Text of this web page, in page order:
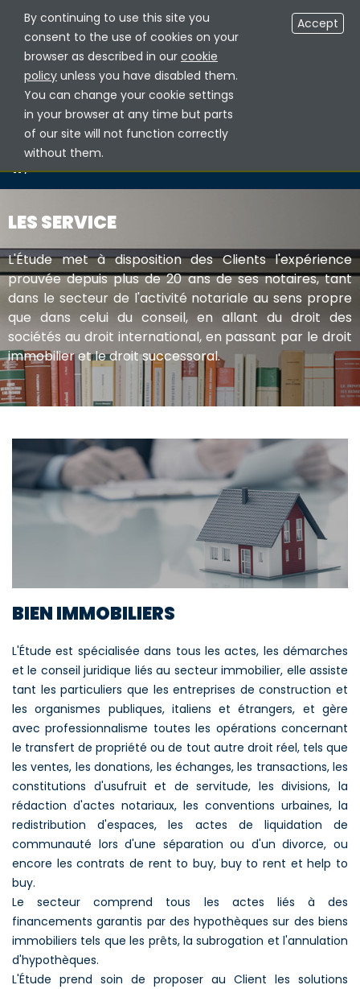
AREA RISERVATA NOTAI FR
/LES SERVICE
LES SERVICE
L'Étude met à disposition des Clients l'expérience
prouvée depuis plus de 20 ans de ses notaires, tant
dans le secteur de l'activité notariale au sens propre
que dans celui du conseil, en allant du droit des
sociétés au droit international, en passant par le droit
immobilier et le droit successoral.
BIEN IMMOBILIERS
L'Étude est spécialisée dans tous les actes, les démarches
et le conseil juridique liés au secteur immobilier, elle assiste
tant les particuliers que les entreprises de construction et
les organismes publiques, italiens et étrangers, et gère
avec professionnalisme toutes les opérations concernant
le transfert de propriété ou de tout autre droit réel, tels que
les ventes, les donations, les échanges, les transactions, les
constitutions d'usufruit et de servitude, les divisions, la
rédaction d'actes notariaux, les conventions urbaines, la
redistribution d'espaces, les actes de liquidation de
communauté lors d'une séparation ou d'un divorce, ou
encore les contrats de rent to buy, buy to rent et help to
buy.
Le secteur comprend tous les actes liés à des
financements garantis par des hypothèques sur des biens
immobiliers tels que les prêts, la subrogation et l'annulation
d'hypothèques.
L'Étude prend soin de proposer au Client les solutions
By continuing to use this site you
consent to the use of cookies on your
browser as described in our cookie
policy unless you have disabled them.
You can change your cookie settings
in your browser at any time but parts
of our site will not function correctly
without them.
Accept